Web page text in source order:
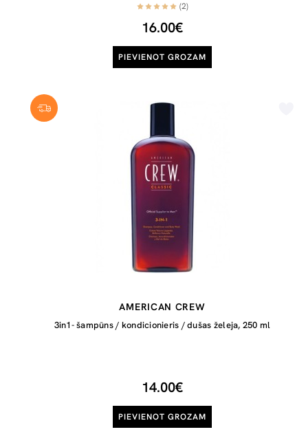
(2)
16.00€
PIEVIENOT GROZAM
AMERICAN CREW
3in1- šampūns / kondicionieris / dušas želeja, 250 ml
14.00€
PIEVIENOT GROZAM